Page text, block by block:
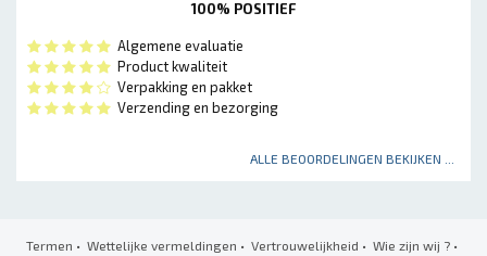
100% POSITIEF
Algemene evaluatie
Product kwaliteit
Verpakking en pakket
Verzending en bezorging
ALLE BEOORDELINGEN BEKIJKEN ...
Termen • Wettelijke vermeldingen • Vertrouwelijkheid • Wie zijn wij ? •